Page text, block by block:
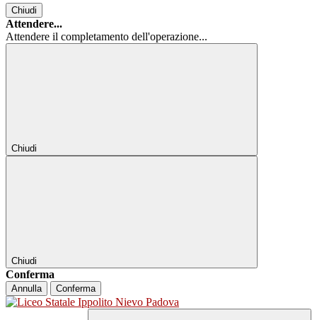
Chiudi
Attendere...
Attendere il completamento dell'operazione...
Chiudi
Chiudi
Conferma
Annulla Conferma